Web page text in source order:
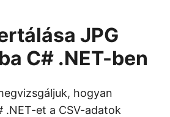
JPG
C# .NET-ben
hogyan
.NET-et a CSV-adatok